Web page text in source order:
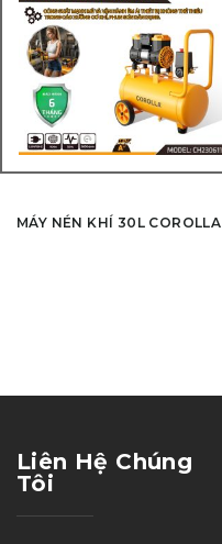
MÁY NÉN KHÍ 30L COROLLA
Liên Hệ Chúng
Tôi